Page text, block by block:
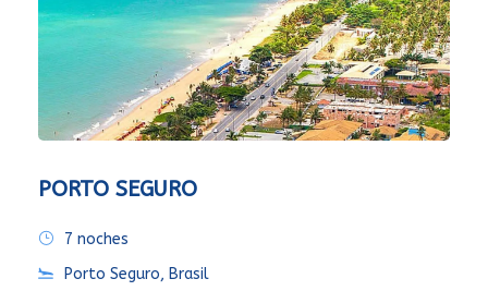
PORTO SEGURO
7 noches
Porto Seguro, Brasil